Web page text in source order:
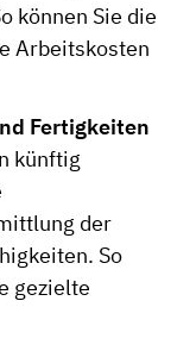
können Sie die
Arbeitskosten
Fertigkeiten
künftig
der
So
gezielte